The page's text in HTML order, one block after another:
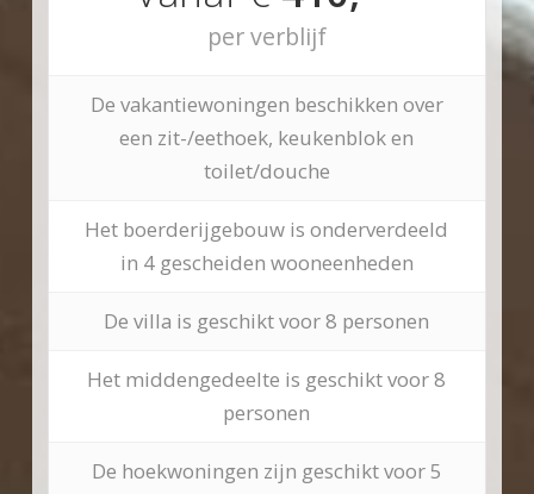
per verblijf
De vakantiewoningen beschikken over
een zit-/eethoek, keukenblok en
toilet/douche
Het boerderijgebouw is onderverdeeld
in 4 gescheiden wooneenheden
De villa is geschikt voor 8 personen
Het middengedeelte is geschikt voor 8
personen
De hoekwoningen zijn geschikt voor 5